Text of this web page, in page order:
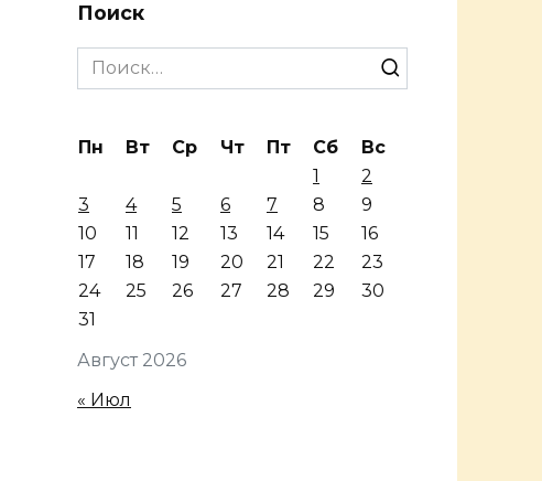
Поиск
Search
for:
Август 2026
Пн Вт Ср Чт Пт Сб
Вс
1
2
3
4 5 6 7 8
9
10
11 12 13 14 15
16
17
18 19 20 21 22
23
24
25 26 27 28 29
30
31
« Июл